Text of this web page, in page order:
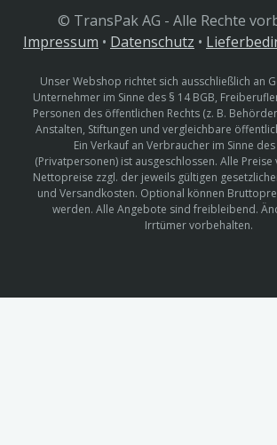
© TransPak AG - Alle Rechte
Impressum • Datenschutz •
Unser Webshop richtet sich ausschließlich an
Unternehmer im Sinne des § 14 BGB,
Personen des öffentlichen Rechts (z. B.
Anstalten, Stiftungen und vergleichbare
Ein Verkauf an Verbraucher im Sinne des
(Privatpersonen) ist ausgeschlossen. Alle Preise
Nettopreise zzgl. der jeweils gültigen
und Versandkosten. Optional können
werden. Alle Angebote sind freibleibend.
Irrtümer vorbehalten.